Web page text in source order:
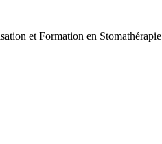
et Formation en Stomathérapie